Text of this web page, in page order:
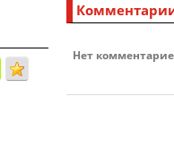
Нет